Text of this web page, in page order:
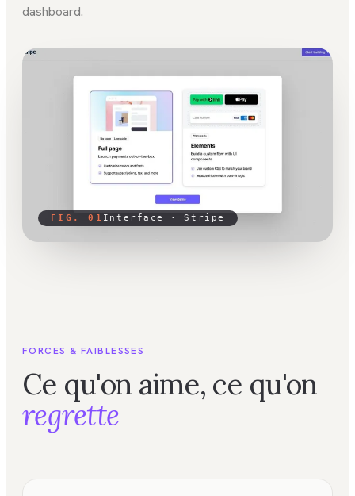
dashboard.
FIG. 01 Interface ·Stripe
FORCES & FAIBLESSES
Ce qu'on aime, ce qu'on
regrette